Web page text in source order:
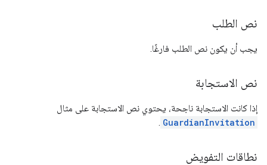
نص الطلب
يجب أن يكون نص الطلب فارغًا.
نص الاستجابة
إذا كانت الاستجابة ناجحة، يحتوي نص الاستجابة على مثال
GuardianInvitation
.
نطاقات التفويض